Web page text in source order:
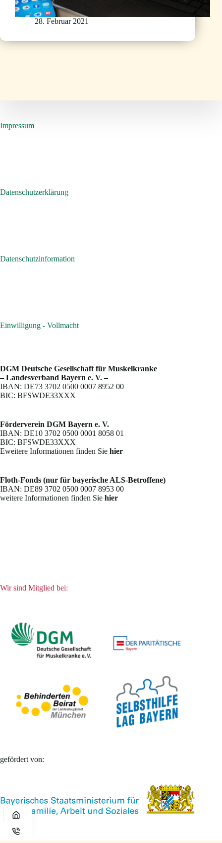
28. Februar 2021
Impressum
Datenschutzerklärung
Datenschutzinformation
Einwilligung - Vollmacht
DGM Deutsche Gesellschaft für Muskelkranke
– Landesverband Bayern e. V. –
IBAN: DE73 3702 0500 0007 8952 00
BIC: BFSWDE33XXX
Förderverein DGM Bayern e. V.
IBAN: DE10 3702 0500 0001 8058 01
BIC: BFSWDE33XXX
Eweitere Informationen finden Sie hier
Floth-Fonds (nur für bayerische ALS-Betroffene)
IBAN: DE89 3702 0500 0007 8953 00
weitere Informationen finden Sie hier
Wir sind Mitglied bei:
gefördert von: